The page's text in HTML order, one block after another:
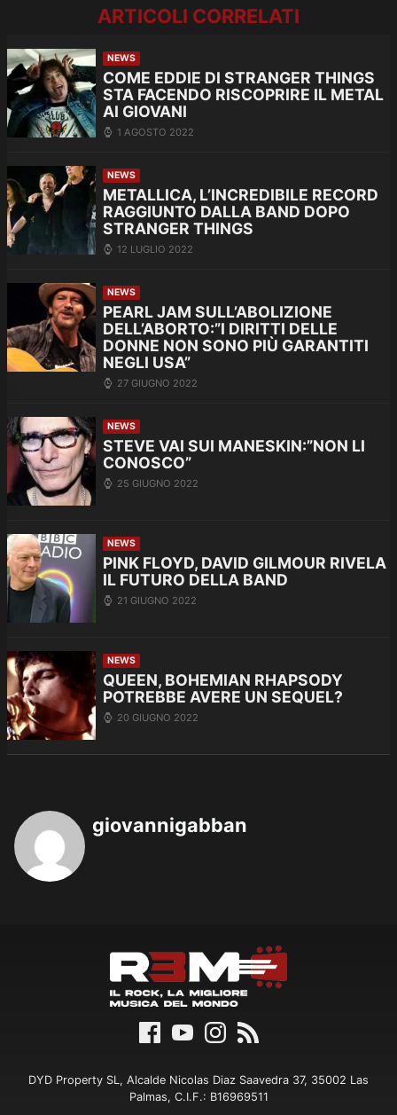
ARTICOLI CORRELATI
NEWS
COME EDDIE DI STRANGER THINGS
STA FACENDO RISCOPRIRE IL METAL
AI GIOVANI
1 AGOSTO 2022
NEWS
METALLICA, L’INCREDIBILE RECORD
RAGGIUNTO DALLA BAND DOPO
STRANGER THINGS
12 LUGLIO 2022
NEWS
PEARL JAM SULL’ABOLIZIONE
DELL’ABORTO:”I DIRITTI DELLE
DONNE NON SONO PIÙ GARANTITI
NEGLI USA”
27 GIUGNO 2022
NEWS
STEVE VAI SUI MANESKIN:”NON LI
CONOSCO”
25 GIUGNO 2022
NEWS
PINK FLOYD, DAVID GILMOUR RIVELA
IL FUTURO DELLA BAND
21 GIUGNO 2022
NEWS
QUEEN, BOHEMIAN RHAPSODY
POTREBBE AVERE UN SEQUEL?
20 GIUGNO 2022
giovannigabban
DYD Property SL, Alcalde Nicolas Diaz Saavedra 37, 35002 Las
Palmas, C.I.F.: B16969511